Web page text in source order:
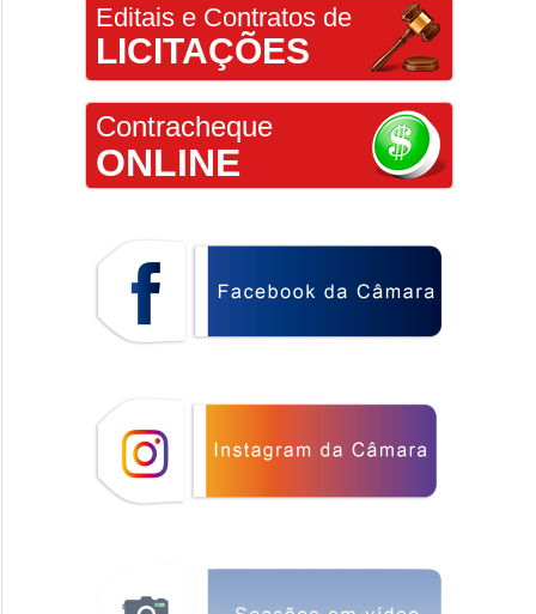
Editais e Contratos de
LICITAÇÕES
Contracheque
ONLINE